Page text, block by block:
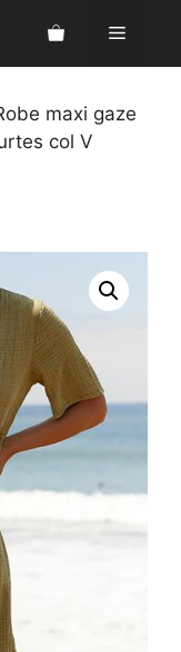
Menu
maxi gaze
col V